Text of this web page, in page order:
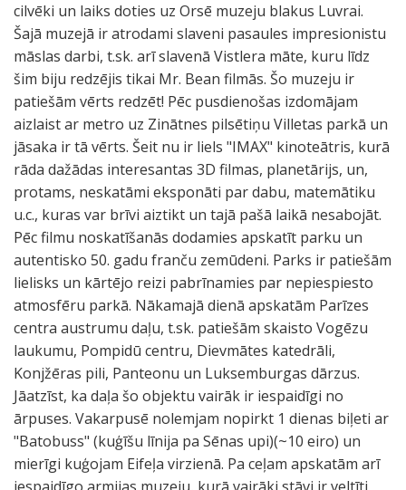
cilvēki un laiks doties uz Orsē muzeju blakus Luvrai.
Šajā muzejā ir atrodami slaveni pasaules impresionistu
māslas darbi, t.sk. arī slavenā Vistlera māte, kuru līdz
šim biju redzējis tikai Mr. Bean filmās. Šo muzeju ir
patiešām vērts redzēt! Pēc pusdienošas izdomājam
aizlaist ar metro uz Zinātnes pilsētiņu Villetas parkā un
jāsaka ir tā vērts. Šeit nu ir liels "IMAX" kinoteātris, kurā
rāda dažādas interesantas 3D filmas, planetārijs, un,
protams, neskatāmi eksponāti par dabu, matemātiku
u.c., kuras var brīvi aiztikt un tajā pašā laikā nesabojāt.
Pēc filmu noskatīšanās dodamies apskatīt parku un
autentisko 50. gadu franču zemūdeni. Parks ir patiešām
lielisks un kārtējo reizi pabrīnamies par nepiespiesto
atmosfēru parkā. Nākamajā dienā apskatām Parīzes
centra austrumu daļu, t.sk. patiešām skaisto Vogēzu
laukumu, Pompidū centru, Dievmātes katedrāli,
Konjžēras pili, Panteonu un Luksemburgas dārzus.
Jāatzīst, ka daļa šo objektu vairāk ir iespaidīgi no
ārpuses. Vakarpusē nolemjam nopirkt 1 dienas biļeti ar
"Batobuss" (kuģīšu līnija pa Sēnas upi)(~10 eiro) un
mierīgi kuģojam Eifeļa virzienā. Pa ceļam apskatām arī